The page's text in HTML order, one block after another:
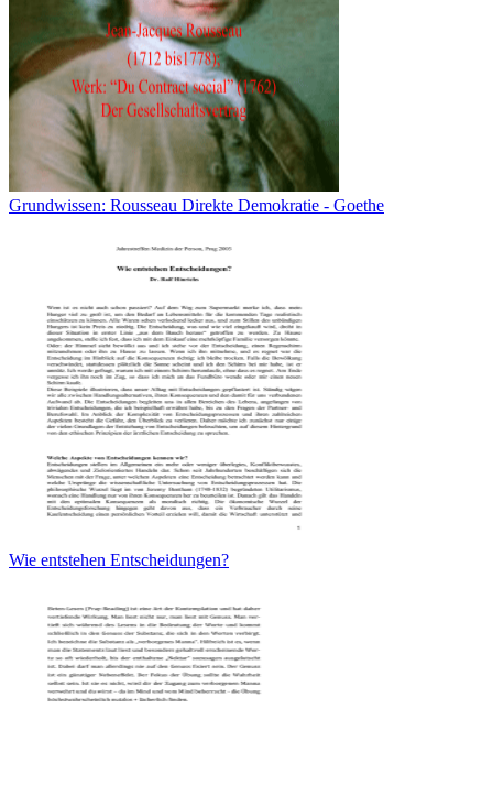
Grundwissen: Rousseau Direkte Demokratie - Goethe
Wie entstehen Entscheidungen?